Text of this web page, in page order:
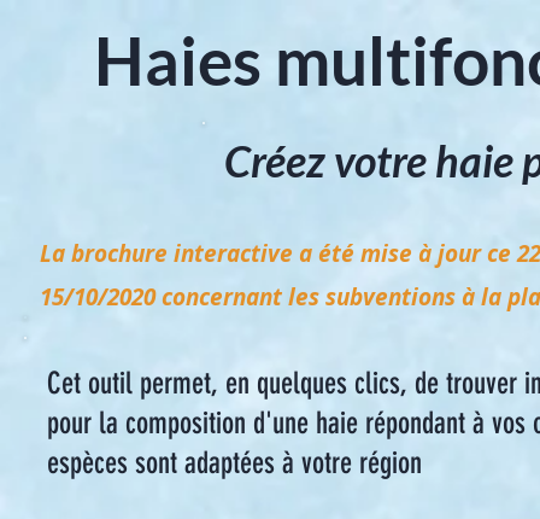
Haies
Créez votre haie
La brochure interactive a été mise à jour ce
15/10/2020 concernant les subventions à la
Cet outil permet, en quelques clics, de trouver
pour la composition d'une haie répondant à vos
espèces sont adaptées à votre région